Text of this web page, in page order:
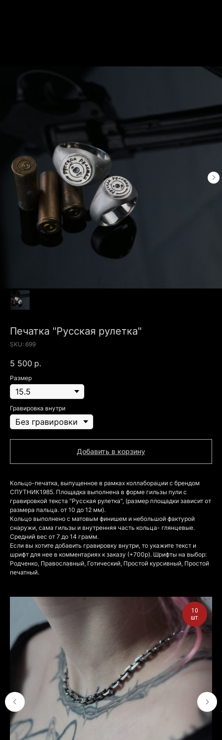
Печатка "Русская рулетка"
SKU: 699
5 500 р.
Размер
Гравировка внутри
Добавить в корзину
Кольцо-печатка, выпущенное в рамках коллаборации с брендом
СПУТНИК1985. Площадка выполнена в форме гильзы пули с
гравировкой текста "Русская рулетка", (размер площадки зависит от
размера пальца. от 10 до 12 мм).
Кольцо выполнено с матовым финишем и небольшой фактурой
снаружи, сама гильзы и внутренняя часть кольца- глянцевые.
Средний вес от 7 до 14 грамм.
Если вы хотите добавить гравировку внутри, то укажите текст и
шрифт для нее в комментариях к заказу (+700р). Шрифты на выбор:
Родченко, Православный, Готический, Простой курсивный, Простой
печатный.
10
шт.
КОНТАКТЫ
Адрес мастерской: Москва,
Шелапутинский переулок, дом 6
строение 3. Тут только самовывоз
готовых заказов с сайта. Адреса
магазинов указаныТУТ
Телефон: +79104577666